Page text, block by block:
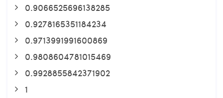
0.9066525696138285
0.9278165351184234
0.9713991991600869
0.9808604781015469
0.9928855842371902
1